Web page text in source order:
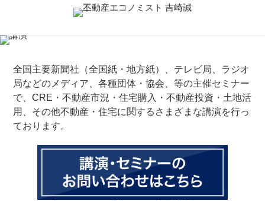
全国主要新聞社（全国紙・地方紙）、テレビ局、ラジオ
局などのメディア、各種団体・協会、等の主催セミナー
で、CRE・不動産市況・住宅購入・不動産投資・土地活
用、その他不動産・住宅に関するさまざまな講演を行っ
ております。